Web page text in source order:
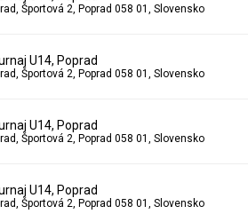
Športová 2, Poprad 058 01, Slovensko
U14, Poprad
Športová 2, Poprad 058 01, Slovensko
U14, Poprad
Športová 2, Poprad 058 01, Slovensko
U14, Poprad
Športová 2, Poprad 058 01, Slovensko